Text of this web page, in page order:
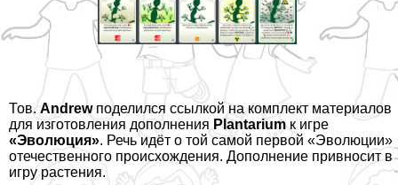
Тов. Andrew поделился ссылкой на комплект материалов
для изготовления дополнения Plantarium к игре
«Эволюция». Речь идёт о той самой первой «Эволюции»
отечественного происхождения. Дополнение привносит в
игру растения.